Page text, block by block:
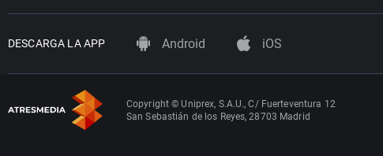
DESCARGA LA APP Android iOS
Copyright © Uniprex, S.A.U., C/ Fuerteventura 12
San Sebastián de los Reyes, 28703 Madrid